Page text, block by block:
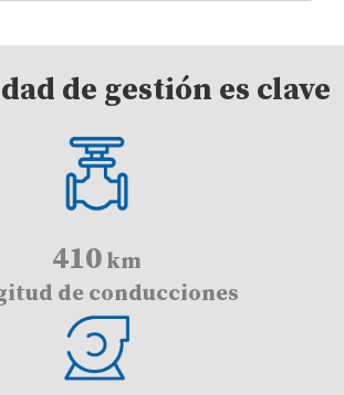
de gestión es clave
410km
de conducciones